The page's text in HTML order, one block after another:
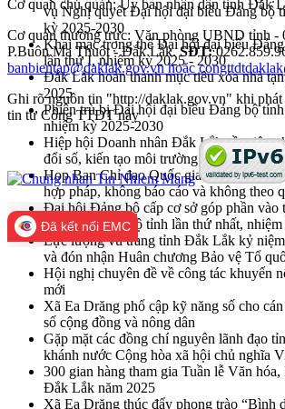
vụ Nghị quyết Đại hội đại biểu Đảng bộ
kỳ 2025-2030
Khai mạc trọng thể Đại hội đại biểu
lần thứ I, nhiệm kỳ 2025 - 2030
Đắk Lắk hoàn thành mục tiêu xóa nhà
2025
Phiên trù bị Đại hội đại biểu Đảng bộ
nhiệm kỳ 2025-2030
Hiệp hội Doanh nhân Đắk Lắk cần tiên
đổi số, kiến tạo môi trường kinh doanh
Họp Ban Chỉ đạo Quốc gia về chống
hợp pháp, không báo cáo và không theo
Đại hội Đảng bộ cấp cơ sở góp phần vào
đại biểu Đảng bộ tỉnh lần thứ nhất,
Lực lượng vũ trang tỉnh Đắk Lắk kỷ niệm
và đón nhận Huân chương Bảo vệ Tổ
Hội nghị chuyên đề về công tác khuyến
mới
Xã Ea Drăng phổ cập kỹ năng số cho
số cộng đồng và nông dân
Gặp mặt các đồng chí nguyên lãnh đạo
khánh nước Cộng hòa xã hội chủ nghĩa
300 gian hàng tham gia Tuần lễ Văn
Đắk Lắk năm 2025
Xã Ea Drăng thúc đẩy phong trào “Bình
Cơ quan chủ quản: Ủy ban nhân dân tỉnh Đắk
Cơ quan thường trực: Văn phòng UBND tỉnh -
P.Buôn Ma Thuột - Đắk Lắk.SĐT:
banbientap@daklak.gov.vn hoặc
Ghi rõ nguồn tin "http://daklak.gov.vn" khi phát
tin từ Cổng TTĐT này
Đã kết nối EMC